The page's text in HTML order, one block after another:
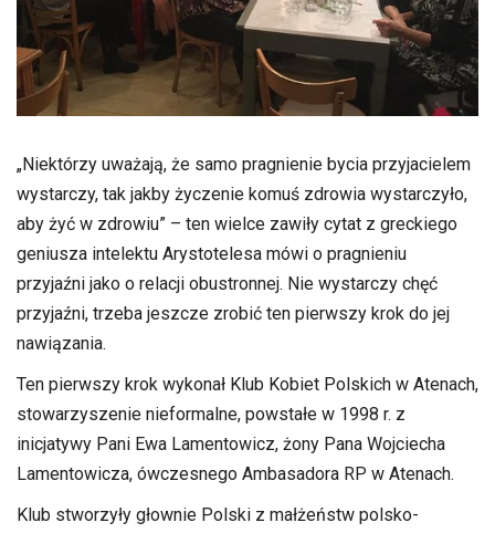
„Niektórzy uważają, że samo pragnienie bycia przyjacielem
wystarczy, tak jakby życzenie komuś zdrowia wystarczyło,
aby żyć w zdrowiu” – ten wielce zawiły cytat z greckiego
geniusza intelektu Arystotelesa mówi o pragnieniu
przyjaźni jako o relacji obustronnej. Nie wystarczy chęć
przyjaźni, trzeba jeszcze zrobić ten pierwszy krok do jej
nawiązania.
Ten pierwszy krok wykonał Klub Kobiet Polskich w Atenach,
stowarzyszenie nieformalne, powstałe w 1998 r. z
inicjatywy Pani Ewa Lamentowicz, żony Pana Wojciecha
Lamentowicza, ówczesnego Ambasadora RP w Atenach.
Klub stworzyły głownie Polski z małżeństw polsko-